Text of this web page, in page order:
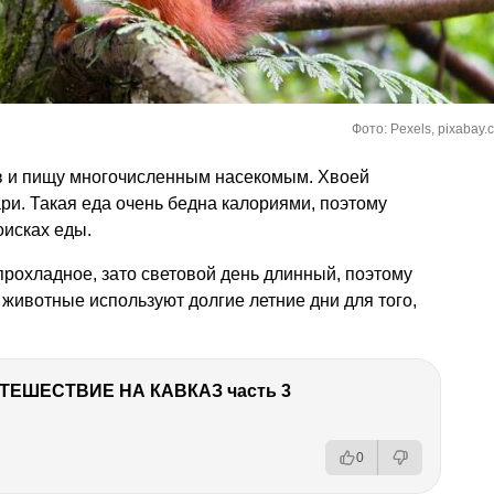
Фото: Pexels,
и пищу многочисленным насекомым. Хвоей
Такая еда очень бедна калориями, поэтому
еды.
зато световой день длинный, поэтому
используют долгие летние дни для того,
НА КАВКАЗ часть 3
0